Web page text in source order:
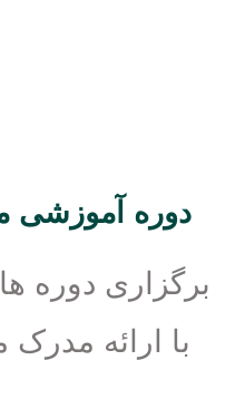
دوره آموزشی
برگزاری دوره
با ارائه مدرک